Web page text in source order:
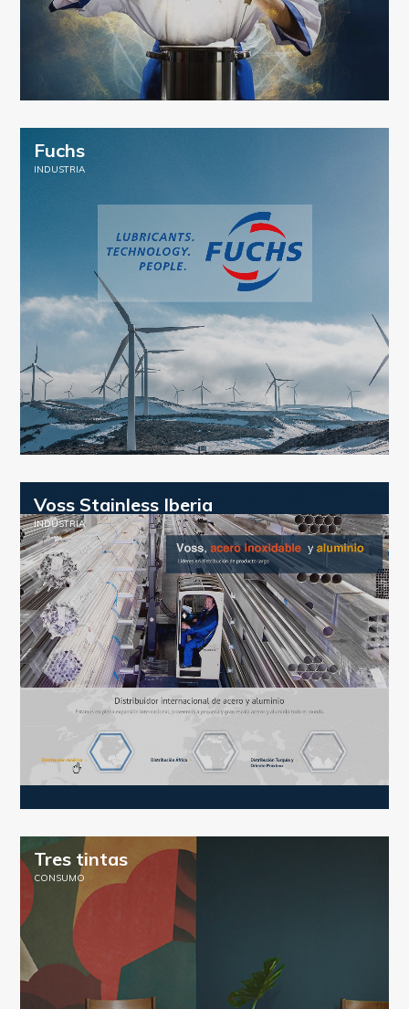
Fuchs
INDUSTRIA
Voss Stainless Iberia
INDUSTRIA
Tres tintas
CONSUMO